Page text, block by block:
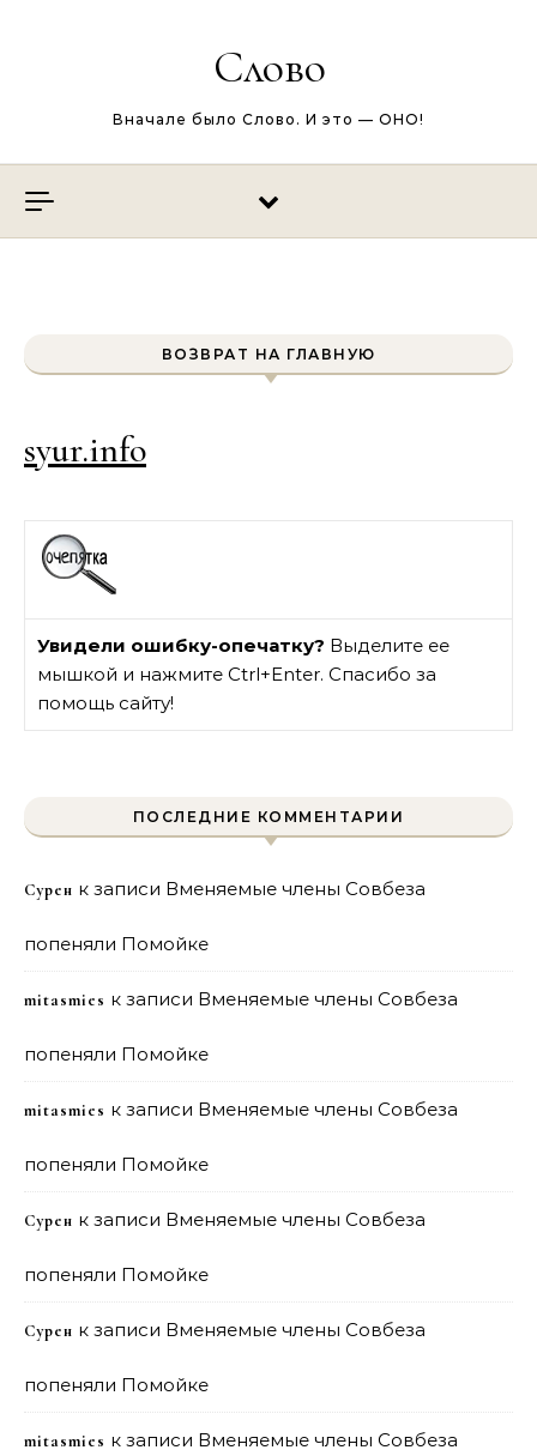
Слово
Вначале было Слово. И это — ОНО!
ВОЗВРАТ НА ГЛАВНУЮ
syur.info
Увидели ошибку-опечатку? Выделите ее
мышкой и нажмите Ctrl+Enter. Спасибо за
помощь сайту!
ПОСЛЕДНИЕ КОММЕНТАРИИ
Сурен к записи Вменяемые члены Совбеза
попеняли Помойке
mitasmies к записи Вменяемые члены Совбеза
попеняли Помойке
mitasmies к записи Вменяемые члены Совбеза
попеняли Помойке
Сурен к записи Вменяемые члены Совбеза
попеняли Помойке
Сурен к записи Вменяемые члены Совбеза
попеняли Помойке
mitasmies к записи Вменяемые члены Совбеза